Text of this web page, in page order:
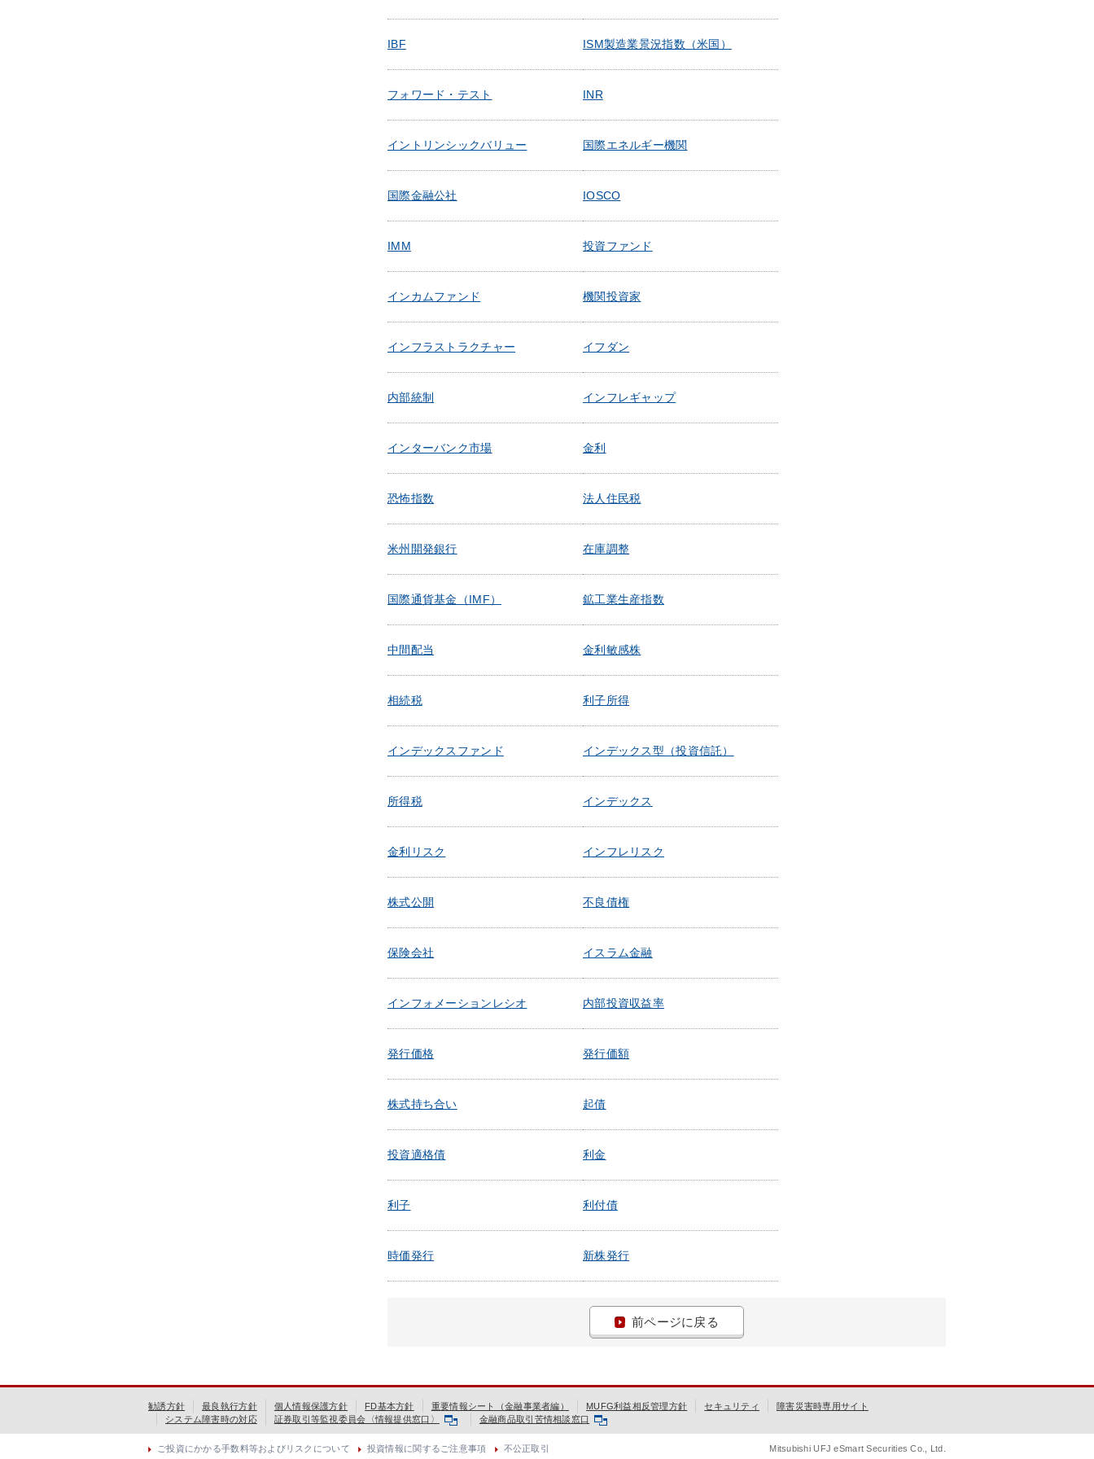
IBF ISM製造業景況指数（米国）
フォワード・テスト INR
イントリンシックバリュー 国際エネルギー機関
国際金融公社 IOSCO
IMM 投資ファンド
インカムファンド 機関投資家
インフラストラクチャー イフダン
内部統制 インフレギャップ
インターバンク市場 金利
恐怖指数 法人住民税
米州開発銀行 在庫調整
国際通貨基金（IMF） 鉱工業生産指数
中間配当 金利敏感株
相続税 利子所得
インデックスファンド インデックス型（投資信託）
所得税 インデックス
金利リスク インフレリスク
株式公開 不良債権
保険会社 イスラム金融
インフォメーションレシオ 内部投資収益率
発行価格 発行価額
株式持ち合い 起債
投資適格債 利金
利子 利付債
時価発行 新株発行
前ページに戻る
勧誘方針 最良執行方針 個人情報保護方針 FD基本方針 重要情報シート（金融事業者編） MUFG利益相反管理方針 セキュリティ
障害災害時専用サイト
システム障害時の対応
証券取引等監視委員会〈情報提供窓口〉 金融商品取引苦情相談窓口
ご投資にかかる手数料等およびリスクについて 投資情報に関するご注意事項 不公正取引 Mitsubishi UFJ eSmart Securities Co., Ltd.